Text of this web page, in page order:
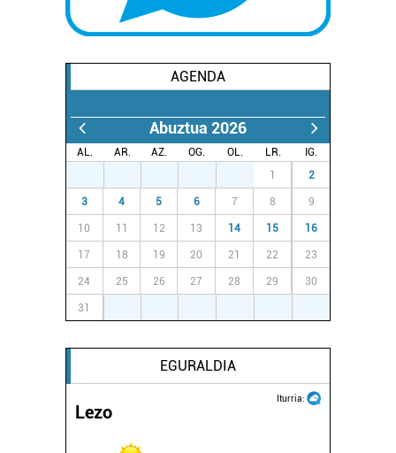
AGENDA
Abuztua 2026
AL. AR. AZ. OG. OL. LR.
IG.
1 2
3 4 5 6 7 8 9
10 11 12 13 14 15 16
17 18 19 20 21 22 23
24 25 26 27 28 29 30
31
EGURALDIA
Iturria:
Lezo